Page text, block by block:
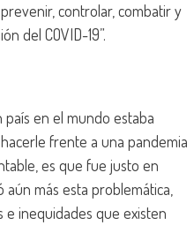
controlar, combatir y
del COVID-19”.
en el mundo estaba
frente a una pandemia
es que fue justo en
más esta problemática,
e inequidades que existen